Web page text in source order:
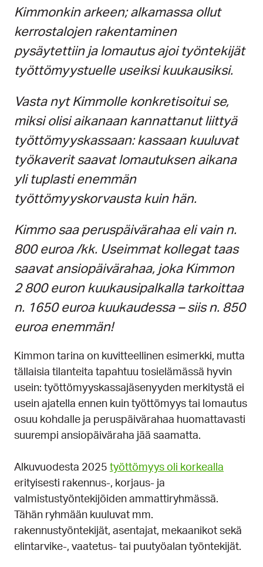
Kimmonkin arkeen; alkamassa ollut
kerrostalojen rakentaminen
pysäytettiin ja lomautus ajoi työntekijät
työttömyystuelle useiksi kuukausiksi.
Vasta nyt Kimmolle konkretisoitui se,
miksi olisi aikanaan kannattanut liittyä
työttömyyskassaan: kassaan kuuluvat
työkaverit saavat lomautuksen aikana
yli tuplasti enemmän
työttömyyskorvausta kuin hän.
Kimmo saa peruspäivärahaa eli vain n.
800 euroa /kk. Useimmat kollegat taas
saavat ansiopäivärahaa, joka Kimmon
2 800 euron kuukausipalkalla tarkoittaa
n. 1650 euroa kuukaudessa – siis n. 850
euroa enemmän!
Kimmon tarina on kuvitteellinen esimerkki, mutta
tällaisia tilanteita tapahtuu tosielämässä hyvin
usein: työttömyyskassajäsenyyden merkitystä ei
usein ajatella ennen kuin työttömyys tai lomautus
osuu kohdalle ja peruspäivärahaa huomattavasti
suurempi ansiopäiväraha jää saamatta.
Alkuvuodesta 2025 työttömyys oli korkealla
erityisesti rakennus-, korjaus- ja
valmistustyöntekijöiden ammattiryhmässä.
Tähän ryhmään kuuluvat mm.
rakennustyöntekijät, asentajat, mekaanikot sekä
elintarvike-, vaatetus- tai puutyöalan työntekijät.